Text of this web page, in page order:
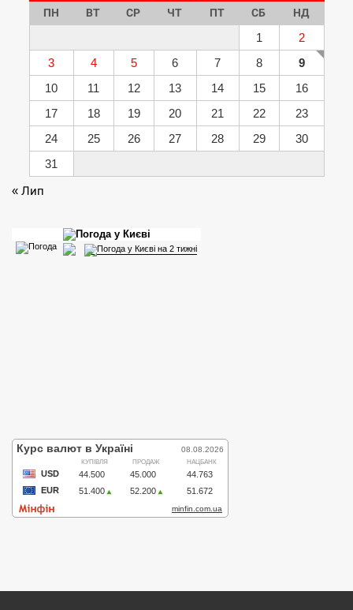
ПН ВТ СР ЧТ ПТ СБ НД
1
2
3
4 5 6 7 8
9
10
11 12 13 14 15
16
17
18 19 20 21 22
23
24
25 26 27 28 29
30
31
« Лип